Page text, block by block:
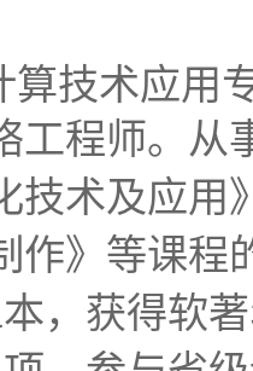
算技术应用
工程师。从
技术及应用
作》等课
本，获得软著